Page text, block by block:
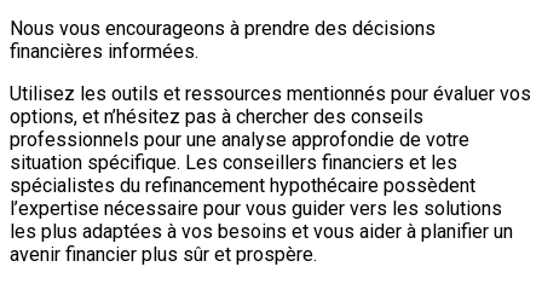
Nous vous encourageons à prendre des décisions
financières informées.
Utilisez les outils et ressources mentionnés pour évaluer vos
options, et n’hésitez pas à chercher des conseils
professionnels pour une analyse approfondie de votre
situation spécifique. Les conseillers financiers et les
spécialistes du refinancement hypothécaire possèdent
l’expertise nécessaire pour vous guider vers les solutions
les plus adaptées à vos besoins et vous aider à planifier un
avenir financier plus sûr et prospère.